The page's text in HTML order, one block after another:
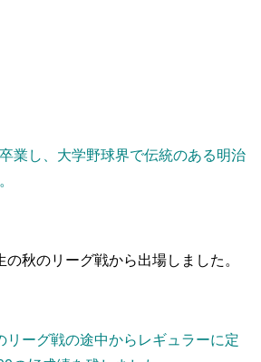
業し、大学野球界で伝統のある明治
秋のリーグ戦から出場しました。
リーグ戦の途中からレギュラーに定